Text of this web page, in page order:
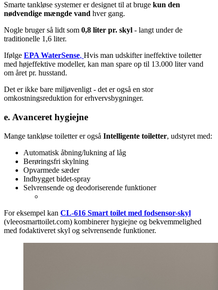
Smarte tankløse systemer er designet til at bruge kun den
nødvendige mængde vand hver gang.
Nogle bruger så lidt som 0,8 liter pr. skyl - langt under de
traditionelle 1,6 liter.
Ifølge EPA WaterSense, Hvis man udskifter ineffektive toiletter
med højeffektive modeller, kan man spare op til 13.000 liter vand
om året pr. husstand.
Det er ikke bare miljøvenligt - det er også en stor
omkostningsreduktion for erhvervsbygninger.
e. Avanceret hygiejne
Mange tankløse toiletter er også Intelligente toiletter, udstyret med:
Automatisk åbning/lukning af låg
Berøringsfri skylning
Opvarmede sæder
Indbygget bidet-spray
Selvrensende og deodoriserende funktioner
For eksempel kan CL-616 Smart toilet med fodsensor-skyl
(vleeosmarttoilet.com) kombinerer hygiejne og bekvemmelighed
med fodaktiveret skyl og selvrensende funktioner.